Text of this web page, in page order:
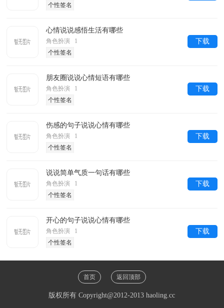
个性签名
心情说说感悟生活有哪些
角色扮演 1
个性签名
下载
朋友圈说说心情短语有哪些
角色扮演 1
个性签名
下载
伤感的句子说说心情有哪些
角色扮演 1
个性签名
下载
说说简单气质一句话有哪些
角色扮演 1
个性签名
下载
开心的句子说说心情有哪些
角色扮演 1
个性签名
下载
首页 返回顶部
版权所有 Copyright@2012-2013 haoling.cc